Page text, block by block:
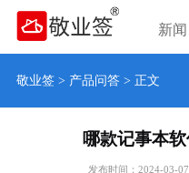
新闻
敬业签> 产品问答> 正文
哪款记事本
发布时间：2024-03-